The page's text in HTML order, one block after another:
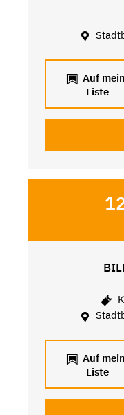
Auf
Liste
Auf
Liste